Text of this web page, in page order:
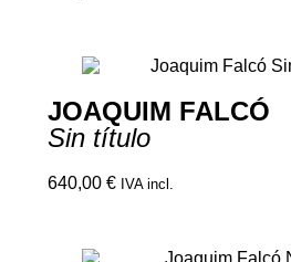
JOAQUIM FALCÓ
Sin título
640,00 € IVA incl.